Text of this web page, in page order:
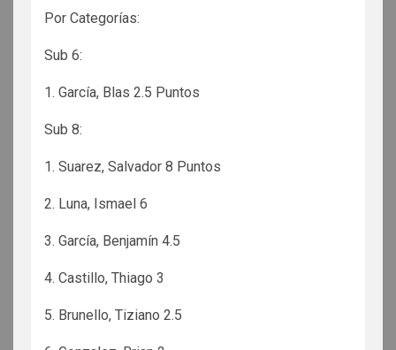
Por Categorías:
Sub 6:
1. García, Blas 2.5 Puntos
Sub 8:
1. Suarez, Salvador 8 Puntos
2. Luna, Ismael 6
3. García, Benjamín 4.5
4. Castillo, Thiago 3
5. Brunello, Tiziano 2.5